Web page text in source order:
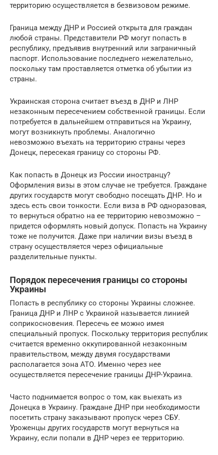
территорию осуществляется в безвизовом режиме.
Граница между ДНР и Россией открыта для граждан
любой страны. Представители РФ могут попасть в
республику, предъявив внутренний или заграничный
паспорт. Использование последнего нежелательно,
поскольку там проставляется отметка об убытии из
страны.
Украинская сторона считает въезд в ДНР и ЛНР
незаконным пересечением собственной границы. Если
потребуется в дальнейшем отправиться на Украину,
могут возникнуть проблемы. Аналогично
невозможно въехать на территорию страны через
Донецк, пересекая границу со стороны РФ.
Как попасть в Донецк из России иностранцу?
Оформления визы в этом случае не требуется. Граждане
других государств могут свободно посещать ДНР. Но и
здесь есть свои тонкости. Если виза в РФ одноразовая,
то вернуться обратно на ее территорию невозможно –
придется оформлять новый допуск. Попасть на Украину
тоже не получится. Даже при наличии визы въезд в
страну осуществляется через официальные
разделительные пункты.
Порядок пересечения границы со стороны
Украины
Попасть в республику со стороны Украины сложнее.
Граница ДНР и ЛНР с Украиной называется линией
соприкосновения. Пересечь ее можно имея
специальный пропуск. Поскольку территория республик
считается временно оккупированной незаконным
правительством, между двумя государствами
располагается зона АТО. Именно через нее
осуществляется пересечение границы ДНР-Украина.
Часто поднимается вопрос о том, как выехать из
Донецка в Украину. Граждане ДНР при необходимости
посетить страну заказывают пропуск через СБУ.
Уроженцы других государств могут вернуться на
Украину, если попали в ДНР через ее территорию.